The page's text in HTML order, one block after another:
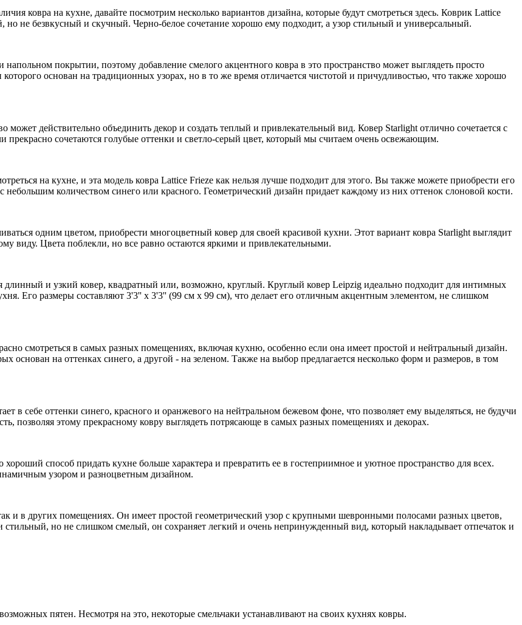
ковра на кухне, давайте посмотрим несколько вариантов дизайна, которые будут смотреться здесь. Коврик Lattice
не безвкусный и скучный. Черно-белое сочетание хорошо ему подходит, а узор стильный и универсальный.
покрытии, поэтому добавление смелого акцентного ковра в это пространство может выглядеть просто
основан на традиционных узорах, но в то же время отличается чистотой и причудливостью, что также хорошо
может действительно объединить декор и создать теплый и привлекательный вид. Ковер Starlight отлично сочетается с
сочетаются голубые оттенки и светло-серый цвет, который мы считаем очень освежающим.
на кухне, и эта модель ковра Lattice Frieze как нельзя лучше подходит для этого. Вы также можете приобрести его
небольшим количеством синего или красного. Геометрический дизайн придает каждому из них оттенок слоновой кости.
одним цветом, приобрести многоцветный ковер для своей красивой кухни. Этот вариант ковра Starlight выглядит
виду. Цвета поблекли, но все равно остаются яркими и привлекательными.
и узкий ковер, квадратный или, возможно, круглый. Круглый ковер Leipzig идеально подходит для интимных
Его размеры составляют 3'3'' x 3'3'' (99 см x 99 см), что делает его отличным акцентным элементом, не слишком
смотреться в самых разных помещениях, включая кухню, особенно если она имеет простой и нейтральный дизайн.
основан на оттенках синего, а другой - на зеленом. Также на выбор предлагается несколько форм и размеров, в том
в себе оттенки синего, красного и оранжевого на нейтральном бежевом фоне, что позволяет ему выделяться, не будучи
позволяя этому прекрасному ковру выглядеть потрясающе в самых разных помещениях и декорах.
способ придать кухне больше характера и превратить ее в гостеприимное и уютное пространство для всех.
узором и разноцветным дизайном.
и в других помещениях. Он имеет простой геометрический узор с крупными шевронными полосами разных цветов,
но не слишком смелый, он сохраняет легкий и очень непринужденный вид, который накладывает отпечаток и
пятен. Несмотря на это, некоторые смельчаки устанавливают на своих кухнях ковры.